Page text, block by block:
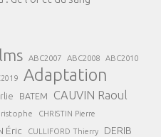
ABC2007 ABC2008 ABC2010
Adaptation
BATEM CAUVIN Raoul
CHRISTIN Pierre
Éric CULLIFORD Thierry DERIB